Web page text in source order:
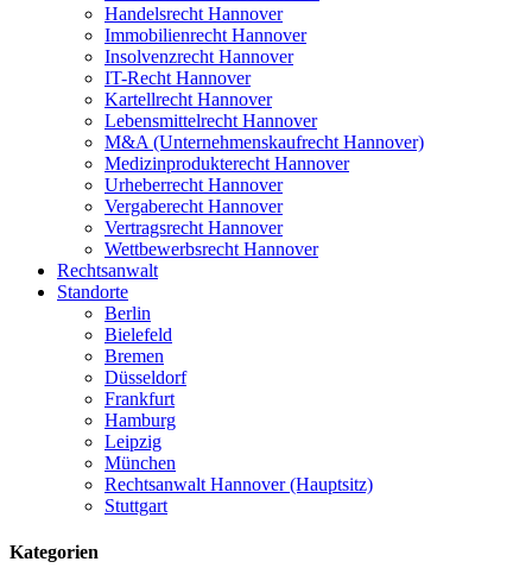
Handelsrecht Hannover
Immobilienrecht Hannover
Insolvenzrecht Hannover
IT-Recht Hannover
Kartellrecht Hannover
Lebensmittelrecht Hannover
M&A (Unternehmenskaufrecht Hannover)
Medizinprodukterecht Hannover
Urheberrecht Hannover
Vergaberecht Hannover
Vertragsrecht Hannover
Wettbewerbsrecht Hannover
Rechtsanwalt
Standorte
Berlin
Bielefeld
Bremen
Düsseldorf
Frankfurt
Hamburg
Leipzig
München
Rechtsanwalt Hannover (Hauptsitz)
Stuttgart
Kategorien